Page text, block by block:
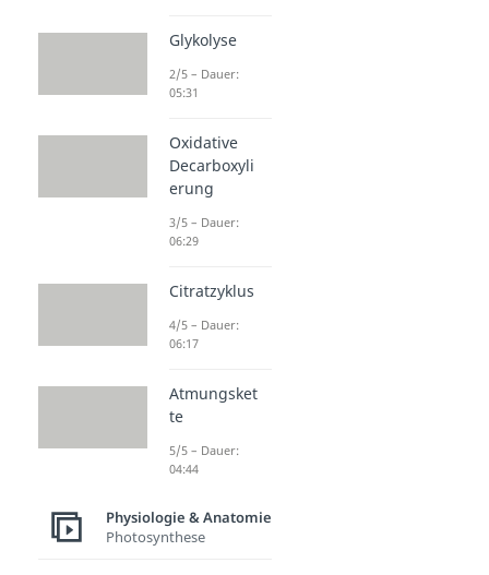
Glykolyse
2/5 – Dauer:
05:31
Oxidative
Decarboxyli
erung
3/5 – Dauer:
06:29
Citratzyklus
4/5 – Dauer:
06:17
Atmungsket
te
5/5 – Dauer:
04:44
Physiologie & Anatomie
Photosynthese